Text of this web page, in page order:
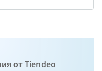
от Tiendeo